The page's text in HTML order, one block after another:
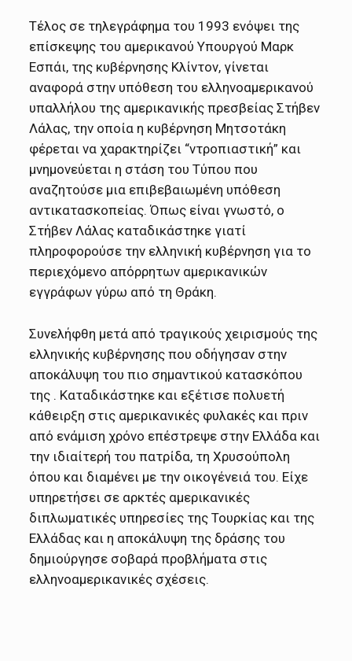
Τέλος σε τηλεγράφημα του 1993 ενόψει της
επίσκεψης του αμερικανού Υπουργού Μαρκ
Εσπάι, της κυβέρνησης Κλίντον, γίνεται
αναφορά στην υπόθεση του ελληνοαμερικανού
υπαλλήλου της αμερικανικής πρεσβείας Στήβεν
Λάλας, την οποία η κυβέρνηση Μητσοτάκη
φέρεται να χαρακτηρίζει “ντροπιαστική” και
μνημονεύεται η στάση του Τύπου που
αναζητούσε μια επιβεβαιωμένη υπόθεση
αντικατασκοπείας. Όπως είναι γνωστό, ο
Στήβεν Λάλας καταδικάστηκε γιατί
πληροφορούσε την ελληνική κυβέρνηση για το
περιεχόμενο απόρρητων αμερικανικών
εγγράφων γύρω από τη Θράκη.
Συνελήφθη μετά από τραγικούς χειρισμούς της
ελληνικής κυβέρνησης που οδήγησαν στην
αποκάλυψη του πιο σημαντικού κατασκόπου
της . Καταδικάστηκε και εξέτισε πολυετή
κάθειρξη στις αμερικανικές φυλακές και πριν
από ενάμιση χρόνο επέστρεψε στην Ελλάδα και
την ιδιαίτερή του πατρίδα, τη Χρυσούπολη
όπου και διαμένει με την οικογένειά του. Είχε
υπηρετήσει σε αρκτές αμερικανικές
διπλωματικές υπηρεσίες της Τουρκίας και της
Ελλάδας και η αποκάλυψη της δράσης του
δημιούργησε σοβαρά προβλήματα στις
ελληνοαμερικανικές σχέσεις.